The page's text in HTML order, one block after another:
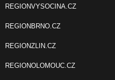
REGIONVYSOCINA.CZ
REGIONBRNO.CZ
REGIONZLIN.CZ
REGIONOLOMOUC.CZ